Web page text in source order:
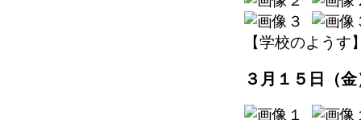
【学校のようす
３月１５日（